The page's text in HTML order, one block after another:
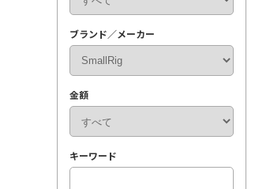
ブランド／メーカー
金額
キーワード